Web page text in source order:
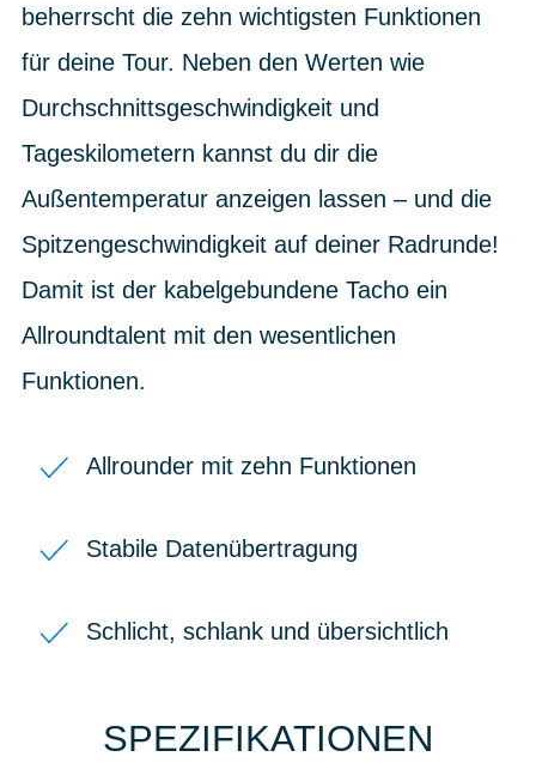
beherrscht die zehn wichtigsten Funktionen
für deine Tour. Neben den Werten wie
Durchschnittsgeschwindigkeit und
Tageskilometern kannst du dir die
Außentemperatur anzeigen lassen – und die
Spitzengeschwindigkeit auf deiner Radrunde!
Damit ist der kabelgebundene Tacho ein
Allroundtalent mit den wesentlichen
Funktionen.
Allrounder mit zehn Funktionen
Stabile Datenübertragung
Schlicht, schlank und übersichtlich
SPEZIFIKATIONEN